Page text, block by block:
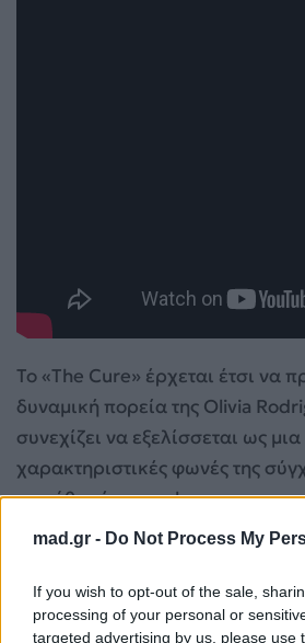
mad.gr - Do Not Process My
If you wish to opt-out of the sale,
processing of your personal or
targeted advertising by us, please use
Το «The Cure» έρχεται έτσι να
δυναμική πορεία της Olivia
συνεχίζει να εξελίσσεται ως
χαρακτηριστικές φωνές της
με κάθε νέο της release να
ενδιαφέρον.
Ο Niall Horan απαντά στις
reunion των One Direction